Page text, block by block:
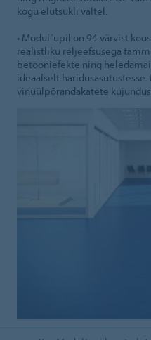
kogu elutsükli vältel.
• Modul´upil on 94 värvist
realistliku reljeefsusega
betooniefekte ning
ideaalselt
vinüülpõrandakatete